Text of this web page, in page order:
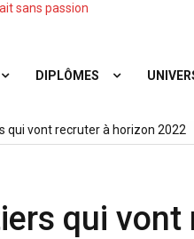
sans passion
DIPLÔMES
qui vont recruter à horizon 2022
qui